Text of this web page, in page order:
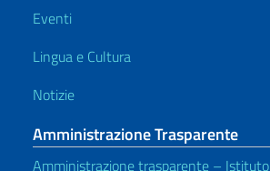
Eventi
Lingua e Cultura
Notizie
Amministrazione Trasparente
Amministrazione trasparente –